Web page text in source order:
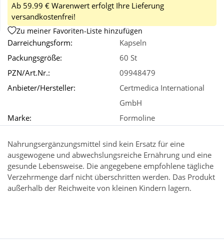
Wellness
Ab 59.99 € Warenwert erfolgt Ihre Lieferung
versandkostenfrei!
Zu meiner Favoriten-Liste hinzufügen
Darreichungsform:
Kapseln
Packungsgröße:
60 St
PZN/Art.Nr.:
09948479
Anbieter/Hersteller:
Certmedica International
GmbH
Marke:
Formoline
Nahrungsergänzungsmittel sind kein Ersatz für eine
ausgewogene und abwechslungsreiche Ernährung und eine
gesunde Lebensweise. Die angegebene empfohlene tägliche
Verzehrmenge darf nicht überschritten werden. Das Produkt
außerhalb der Reichweite von kleinen Kindern lagern.